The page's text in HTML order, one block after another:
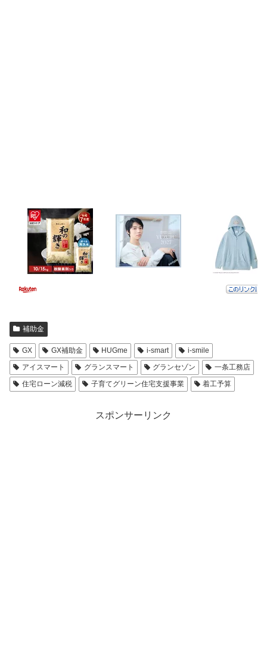
補助金
GX GX補助金 HUGme i-smart
i-smile
アイスマート
グランスマート グランセゾン
一条工務店
住宅ローン減税
子育てグリーン住宅支援事業 着工予算
スポンサーリンク